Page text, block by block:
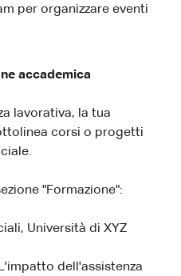
per organizzare eventi
accademica
lavorativa, la tua
corsi o progetti
"Formazione":
Università di XYZ
dell'assistenza